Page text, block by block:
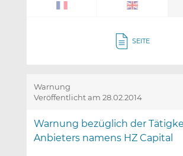
SEITE
Warnung
Veröffentlicht am 28.02.2014
Warnung bezüglich der
Anbieters namens HZ Capital